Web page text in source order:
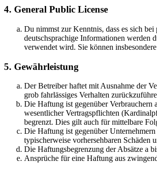
4. General Public License
Du nimmst zur Kenntnis, dass es sich
deutschsprachige Informationen werden
verwendet wird. Sie können
5. Gewährleistung
Der Betreiber haftet mit Ausnahme der
grob fahrlässiges Verhalten
Die Haftung ist gegenüber Verbrauchern
wesentlicher Vertragspflichten
begrenzt. Dies gilt auch für mittelbare
Die Haftung ist gegenüber
typischerweise vorhersehbaren Schäden
Die Haftungsbegrenzung der Absätze a
Ansprüche für eine Haftung aus